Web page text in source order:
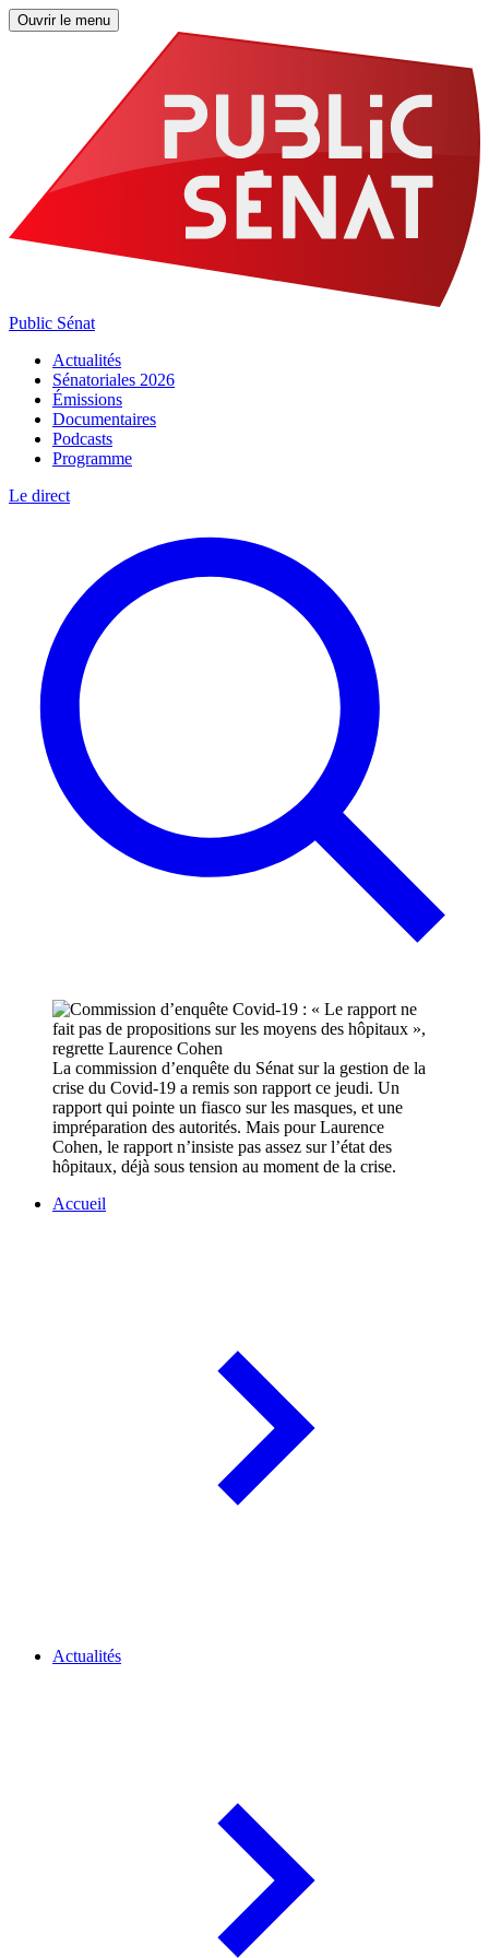
Ouvrir le menu
Public Sénat
Actualités
Sénatoriales 2026
Émissions
Documentaires
Podcasts
Programme
Le direct
La commission d’enquête du Sénat sur la gestion de la
crise du Covid-19 a remis son rapport ce jeudi. Un
rapport qui pointe un fiasco sur les masques, et une
impréparation des autorités. Mais pour Laurence
Cohen, le rapport n’insiste pas assez sur l’état des
hôpitaux, déjà sous tension au moment de la crise.
Accueil
Actualités